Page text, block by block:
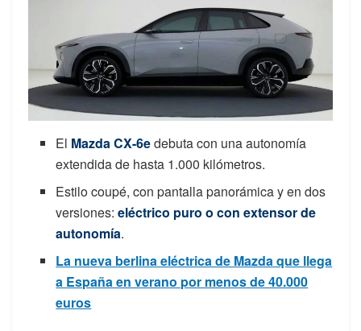
El Mazda CX-6edebuta con una autonomía
extendida de hasta 1.000 kilómetros.
Estilo coupé, con pantalla panorámica y en dos
versiones:eléctrico puro o con extensor de
autonomía.
La nueva berlina eléctrica de Mazda que llega
a España en verano por menos de 40.000
euros